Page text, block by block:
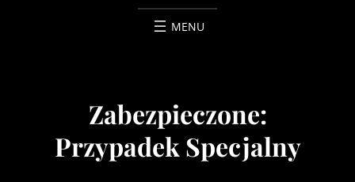
Zabezpieczone:
Przypadek Specjalny